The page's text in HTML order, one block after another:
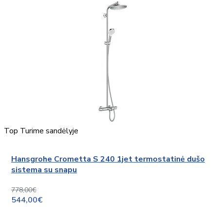
Top Turime sandėlyje
Hansgrohe Crometta S 240 1jet termostatinė dušo
sistema su snapu
778,00€
544,00€